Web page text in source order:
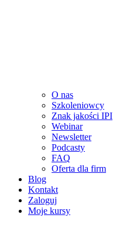
O nas
Szkoleniowcy
Znak jakości IPI
Webinar
Newsletter
Podcasty
FAQ
Oferta dla firm
Blog
Kontakt
Zaloguj
Moje kursy